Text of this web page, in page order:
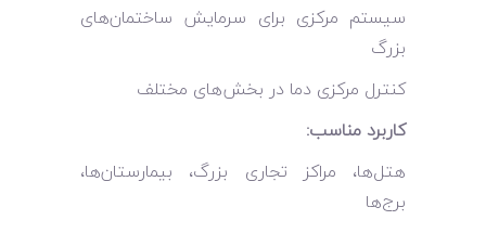
سیستم مرکزی برای سرمایش ساختمان‌های
بزرگ
کنترل مرکزی دما در بخش‌های مختلف
کاربرد مناسب:
هتل‌ها، مراکز تجاری بزرگ، بیمارستان‌ها،
برج‌ها